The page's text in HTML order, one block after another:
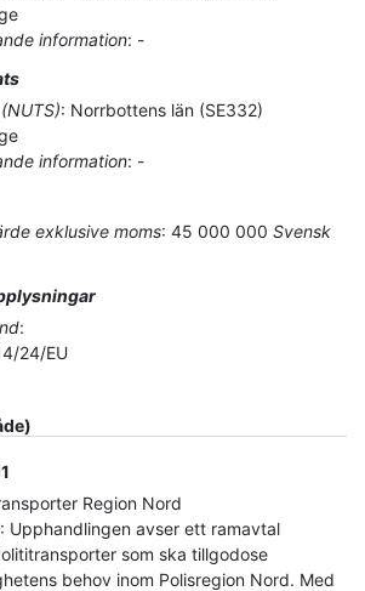
information: -
: Norrbottens län (SE332)
information: -
exklusive moms: 45 000 000 Svensk
:
24/EU
Region Nord
: Upphandlingen avser ett ramavtal
som ska tillgodose
behov inom Polisregion Nord. Med